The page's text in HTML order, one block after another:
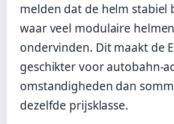
melden dat de helm
waar veel modulaire
ondervinden. Dit maakt de
geschikter voor autobahn-
omstandigheden dan
dezelfde prijsklasse.